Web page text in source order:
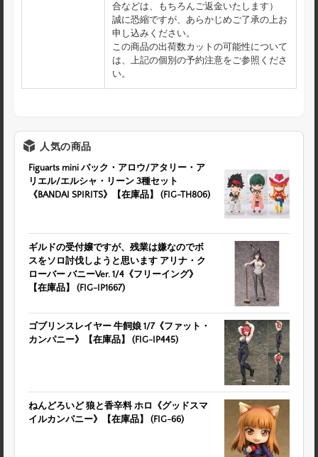
合などは、もちろんご返金いたします）
誠に恐縮ですが、あらかじめご了承の上お
申し込みください。
この商品の出荷数カットの可能性について
は、上記の個別の予約注意をご参照くださ
い。
人気の商品
Figuarts mini バック・アロウ/アタリー・ア
リエル/エルシャ・リーン 3種セット
《BANDAI SPIRITS》【在庫品】 (FIG-TH806)
ギルドの受付嬢ですが、残業は嫌なのでボ
スをソロ討伐しようと思います アリナ・ク
ローバー バニーVer. 1/4《フリーイング》
【在庫品】 (FIG-IP1667)
ゴブリンスレイヤー 牛飼娘 1/7《ファット・
カンパニー》【在庫品】 (FIG-IP445)
ねんどろいど 狼と香辛料 ホロ《グッドスマ
イルカンパニー》【在庫品】 (FIG-66)